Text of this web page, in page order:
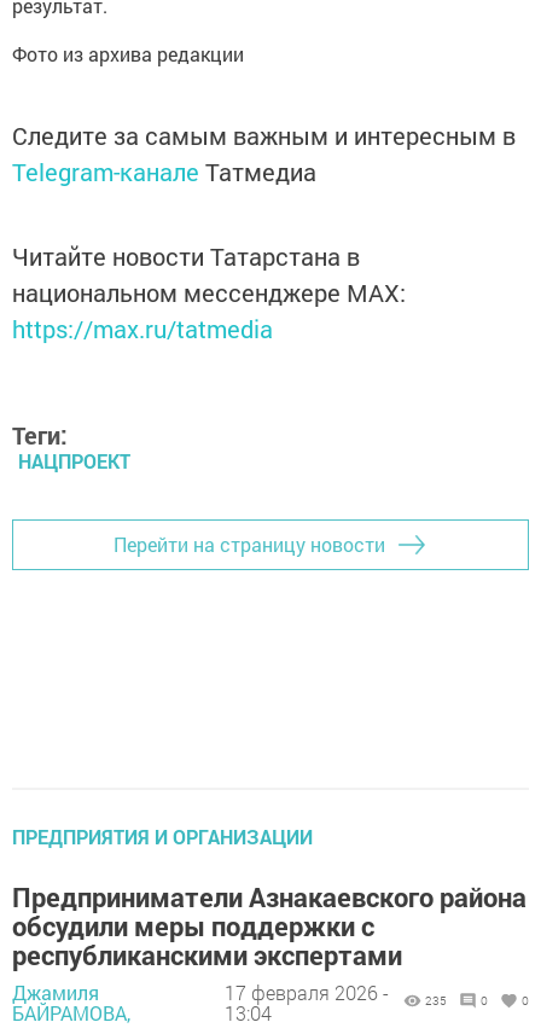
результат.
Фото из архива редакции
Следите за самым важным и интересным в
Telegram-канале Татмедиа
Читайте новости Татарстана в
национальном мессенджере MАХ:
https://max.ru/tatmedia
Теги:
НАЦПРОЕКТ
Перейти на страницу новости
ПРЕДПРИЯТИЯ И ОРГАНИЗАЦИИ
Предприниматели Азнакаевского района
обсудили меры поддержки с
республиканскими экспертами
Джамиля
БАЙРАМОВА,
17 февраля 2026 -
13:04
235 0 0